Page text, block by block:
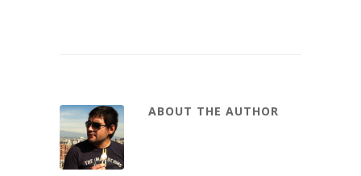
ABOUT THE AUTHOR